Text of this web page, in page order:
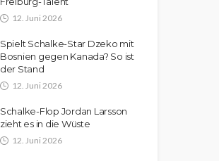
12. Juni 2026
Spielt Schalke-Star Dzeko mit
Bosnien gegen Kanada? So ist
der Stand
12. Juni 2026
Schalke-Flop Jordan Larsson
zieht es in die Wüste
12. Juni 2026